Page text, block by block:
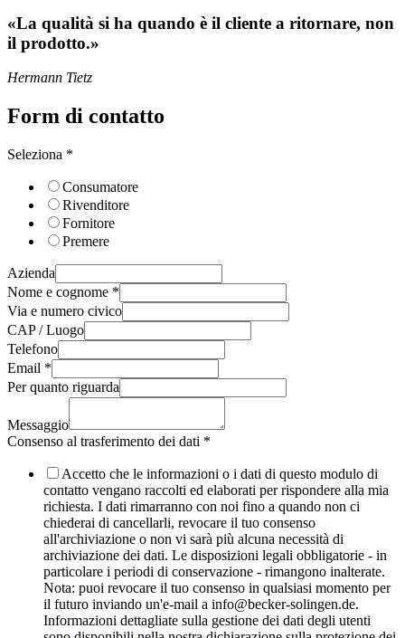
«La qualità si ha quando è il cliente a ritornare, non
il prodotto.»
Hermann Tietz
Form di contatto
Seleziona *
Consumatore
Rivenditore
Fornitore
Premere
Azienda
Nome e cognome *
Via e numero civico
CAP / Luogo
Telefono
Email *
Per quanto riguarda
Messaggio
Consenso al trasferimento dei dati *
Accetto che le informazioni o i dati di questo modulo di
contatto vengano raccolti ed elaborati per rispondere alla mia
richiesta. I dati rimarranno con noi fino a quando non ci
chiederai di cancellarli, revocare il tuo consenso
all'archiviazione o non vi sarà più alcuna necessità di
archiviazione dei dati. Le disposizioni legali obbligatorie - in
particolare i periodi di conservazione - rimangono inalterate.
Nota: puoi revocare il tuo consenso in qualsiasi momento per
il futuro inviando un'e-mail a info@becker-solingen.de.
Informazioni dettagliate sulla gestione dei dati degli utenti